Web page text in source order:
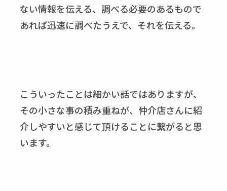
ない情報を伝える、調べる必要のあるもので
あれば迅速に調べたうえで、それを伝える。
こういったことは細かい話ではありますが、
その小さな事の積み重ねが、仲介店さんに紹
介しやすいと感じて頂けることに繋がると思
います。